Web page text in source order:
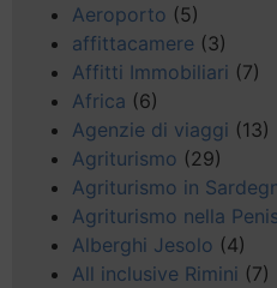
Aeroporto (5)
affittacamere (3)
Affitti Immobiliari (7)
Africa (6)
Agenzie di viaggi (13)
Agriturismo (29)
Agriturismo in
Agriturismo nella
Alberghi Jesolo (4)
All inclusive Rimini (7)